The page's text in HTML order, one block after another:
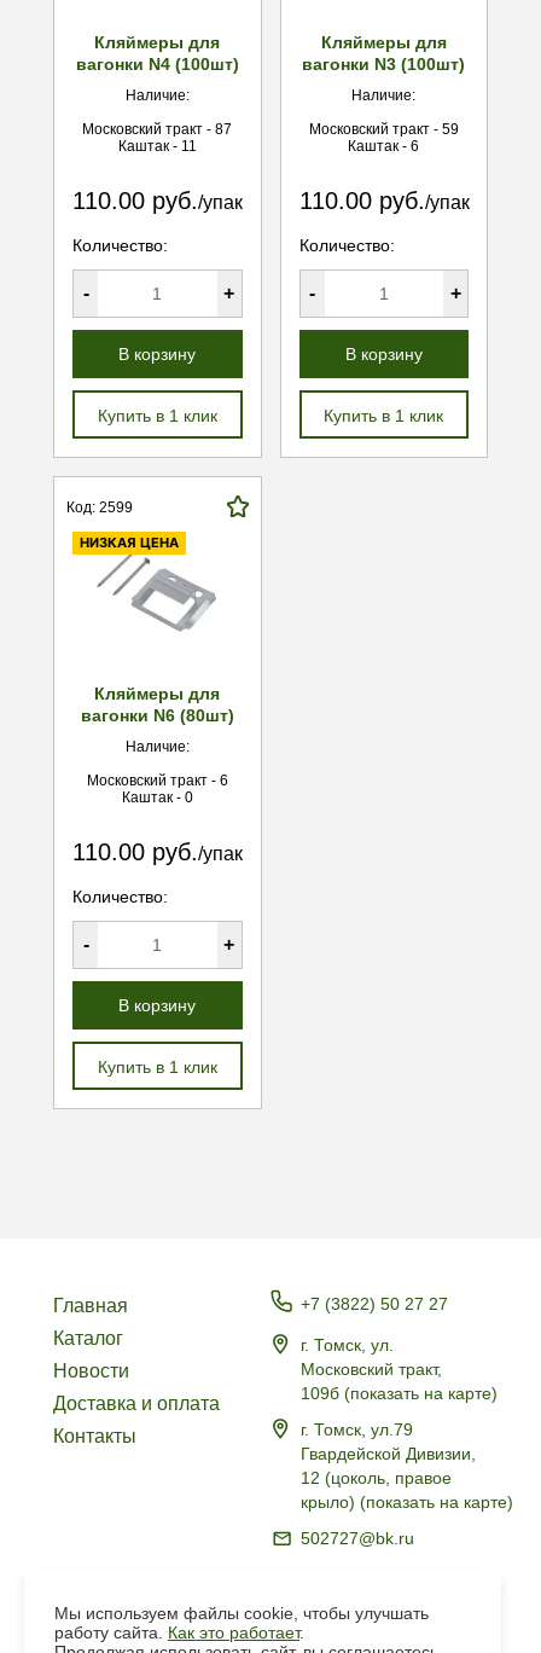
Кляймеры для
вагонки N4 (100шт)
Наличие:
Московский тракт - 87
Каштак - 11
110.00 руб./упак
Количество:
- +
В корзину
Купить в 1 клик
Кляймеры для
вагонки N3 (100шт)
Наличие:
Московский тракт - 59
Каштак - 6
110.00 руб./упак
Количество:
- +
В корзину
Купить в 1 клик
Код: 2599
НИЗКАЯ ЦЕНА
Кляймеры для
вагонки N6 (80шт)
Наличие:
Московский тракт - 6
Каштак - 0
110.00 руб./упак
Количество:
- +
В корзину
Купить в 1 клик
Главная
Каталог
Новости
Доставка и оплата
Контакты
+7 (3822) 50 27 27
г. Томск, ул.
Московский тракт,
109б (показать на карте)
г. Томск, ул.79
Гвардейской Дивизии,
12 (цоколь, правое
крыло) (показать на карте)
502727@bk.ru
обработки персональных
данных
Мы используем файлы cookie, чтобы улучшать
работу сайта. Как это работает.